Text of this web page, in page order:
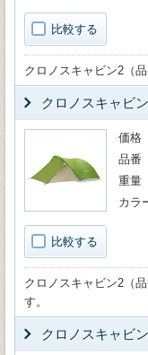
比較する
クロノスキャビン2（
クロノスキャビ
比較する
価格
品番
重量
カラ
クロノスキャビン2（
す。
クロノスキャビ